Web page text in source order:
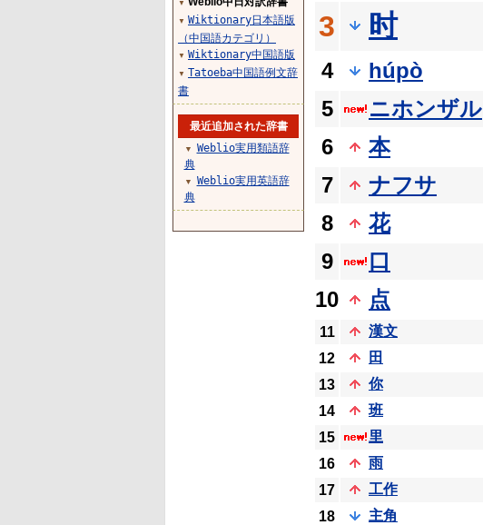
3
时
4
húpò
5
ニホンザル
6
本
7
ナフサ
8
花
9
口
10
点
11
漢文
12
田
13
你
14
班
15
里
16
雨
17
工作
18
主角
▼
▼ Wiktionary日本語版
（中国語カテゴリ）
▼ Wiktionary中国語版
▼ Tatoeba中国語例文辞
書
最近追加された辞書
▼
Weblio実用類語辞
典
▼
Weblio実用英語辞
典